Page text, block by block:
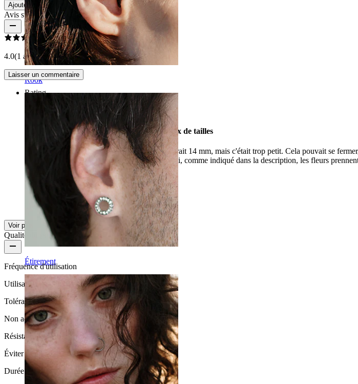
Rook
Étirement
Ajouter au panier
Avis sur le produit
4.0(1 avis)
Laisser un commentaire
Rating
Trop petit, j'aurais eu besoin de plus de choix de tailles
Acheté par hasard car mon bijou de lèvre mesurait 14 mm, mais c'était trop petit. Cela pouvait se
simple barbell de 16 mm, c'était parfait pour moi, comme indiqué dans la description, les fleurs
ont l'air incroyablement belles et bien faites.
Viola Achat vérifié
Traduit par l'IA Voir l'original
Voir plus
Qualité du produit
Fréquence d'utilisation
Utilisation modérée
Tolérance
Non adapté aux peaux sensibles
Résistance à l'eau
Éviter l'eau
Durée de vie